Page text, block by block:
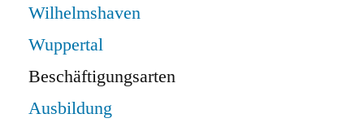
Wilhelmshaven
Wuppertal
Beschäftigungsarten
Ausbildung